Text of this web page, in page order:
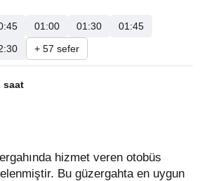
01:00 01:30
01:45
+ 57 sefer
saat
Bu güzergahta en uygun